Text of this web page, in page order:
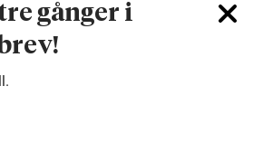
år gammal och det kan finnas nyare
vår sökfunktion!
gånger i